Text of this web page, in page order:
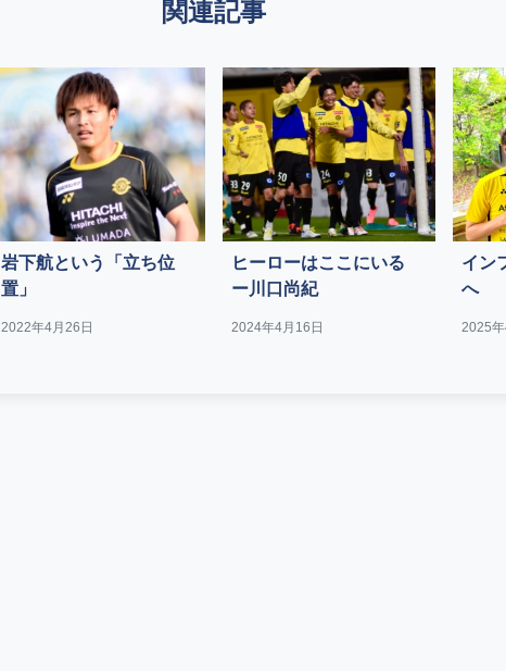
関連記事
岩下航という「立ち位
置」
2022年4月26日
ヒーローはここにいる
ー川口尚紀
2024年4月16日
イン
へ
2025